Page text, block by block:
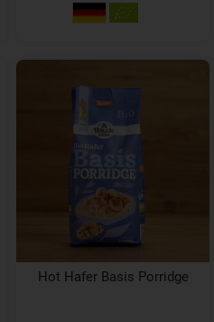
Hot Hafer Basis Porridge